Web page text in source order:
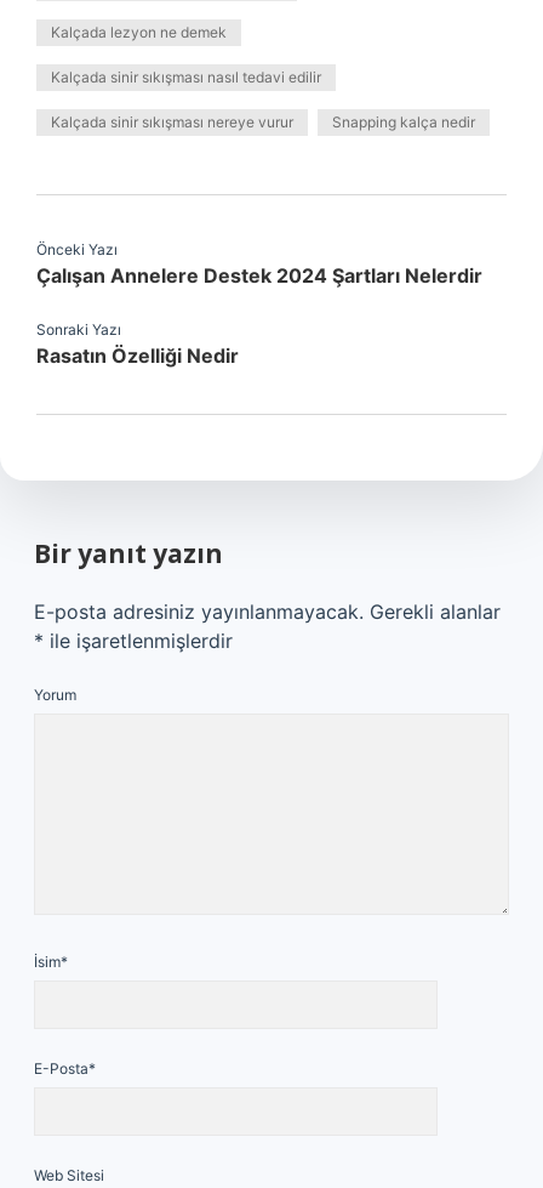
Kalçada lezyon ne demek
Kalçada sinir sıkışması nasıl tedavi edilir
Kalçada sinir sıkışması nereye vurur Snapping kalça nedir
Önceki Yazı
Çalışan Annelere Destek 2024 Şartları Nelerdir
Sonraki Yazı
Rasatın Özelliği Nedir
Bir yanıt yazın
E-posta adresiniz yayınlanmayacak. Gerekli alanlar
* ile işaretlenmişlerdir
Yorum
İsim*
E-Posta*
Web Sitesi